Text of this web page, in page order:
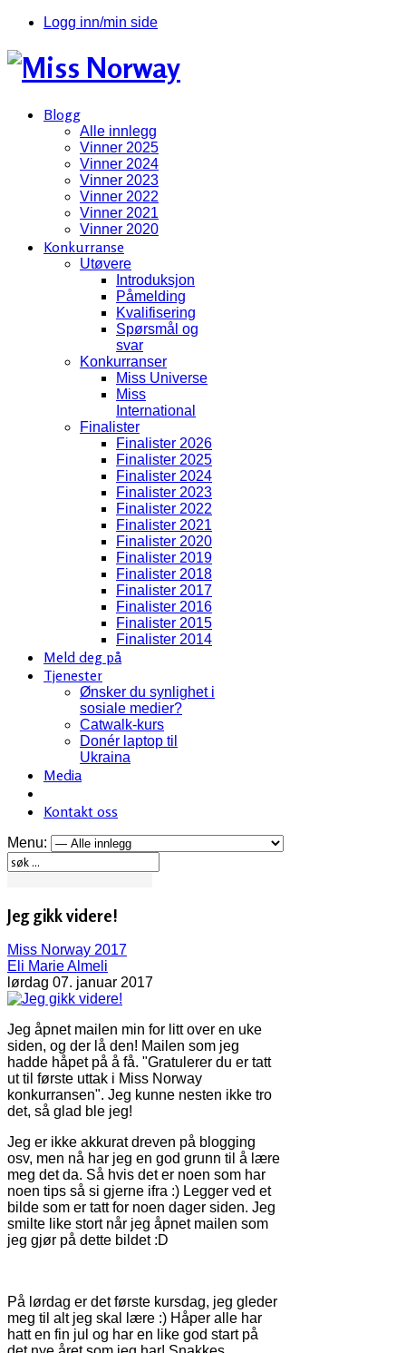
Logg inn/min side
Blogg
Alle innlegg
Vinner 2025
Vinner 2024
Vinner 2023
Vinner 2022
Vinner 2021
Vinner 2020
Konkurranse
Utøvere
Introduksjon
Påmelding
Kvalifisering
Spørsmål og
svar
Konkurranser
Miss Universe
Miss
International
Finalister
Finalister 2026
Finalister 2025
Finalister 2024
Finalister 2023
Finalister 2022
Finalister 2021
Finalister 2020
Finalister 2019
Finalister 2018
Finalister 2017
Finalister 2016
Finalister 2015
Finalister 2014
Meld deg på
Tjenester
Ønsker du synlighet i
sosiale medier?
Catwalk-kurs
Donér laptop til
Ukraina
Media
Kontakt oss
Menu:
Jeg gikk videre!
Miss Norway 2017
Eli Marie Almeli
lørdag 07. januar 2017
Jeg åpnet mailen min for litt over en uke
siden, og der lå den! Mailen som jeg
hadde håpet på å få. "Gratulerer du er tatt
ut til første uttak i Miss Norway
konkurransen". Jeg kunne nesten ikke tro
det, så glad ble jeg!
Jeg er ikke akkurat dreven på blogging
osv, men nå har jeg en god grunn til å lære
meg det da. Så hvis det er noen som har
noen tips så si gjerne ifra :) Legger ved et
bilde som er tatt for noen dager siden. Jeg
smilte like stort når jeg åpnet mailen som
jeg gjør på dette bildet :D
På lørdag er det første kursdag, jeg gleder
meg til alt jeg skal lære :) Håper alle har
hatt en fin jul og har en like god start på